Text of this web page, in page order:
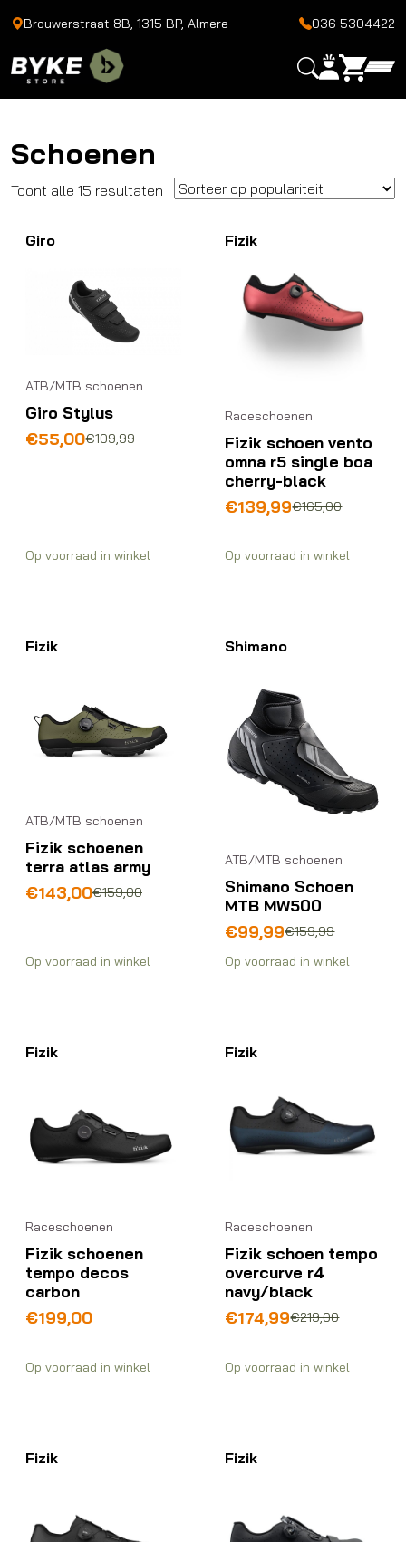
Brouwerstraat 8B, 1315 BP, Almere 036 5304422
Schoenen
Toont alle 15 resultaten Gesorteerd
populariteit
Giro
ATB/MTB schoenen
Giro Stylus
€109,99
Oorspronkelijke
€55,00
Huidige
Op voorraad in winkel
Fizik
Raceschoenen
Fizik schoen vento
omna r5 single boa
cherry-black
€165,00
Oorspronkelijke
€165,00.
€139,99
Huidige
€139,99.
Op voorraad in winkel
Fizik
ATB/MTB schoenen
Fizik schoenen
terra atlas army
€159,00
Oorspronkelijke
€143,00
Huidige
Op voorraad in winkel
Shimano
ATB/MTB schoenen
Shimano Schoen
MTB MW500
€159,99
Oorspronkelijke
was:
€99,99
Huidige
is:
Op voorraad in winkel
Fizik
Raceschoenen
Fizik schoenen
tempo decos
carbon
€199,00
Op voorraad in winkel
Fizik
Raceschoenen
Fizik schoen tempo
overcurve r4
navy/black
€219,00
Oorspronkelijke
€219,00.
€174,99
Huidige
€174,99.
Op voorraad in winkel
Fizik Fizik